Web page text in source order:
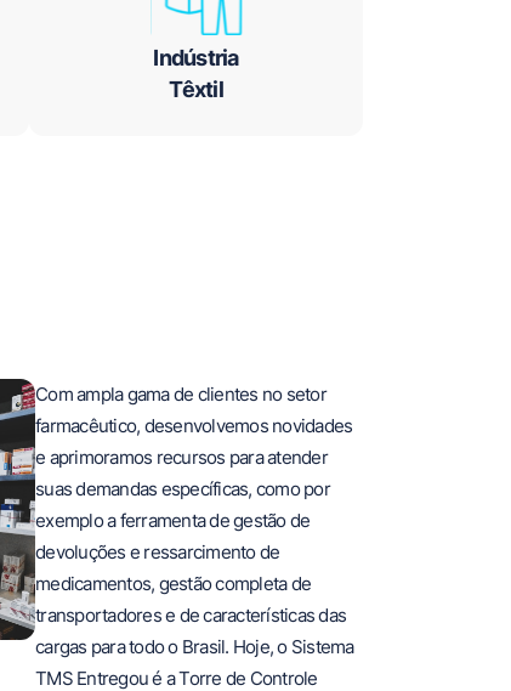
Indústria
Têxtil
Com ampla gama de clientes no setor
farmacêutico, desenvolvemos novidades
e aprimoramos recursos para atender
suas demandas específicas, como por
exemplo a ferramenta de gestão de
devoluções e ressarcimento de
medicamentos, gestão completa de
transportadores e de características das
cargas para todo o Brasil. Hoje, o Sistema
TMS Entregou é a Torre de Controle